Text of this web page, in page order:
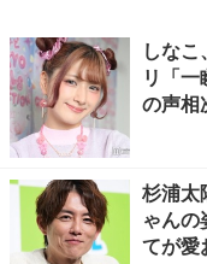
しな
リ「
の声相
杉浦太
ゃん
てが愛